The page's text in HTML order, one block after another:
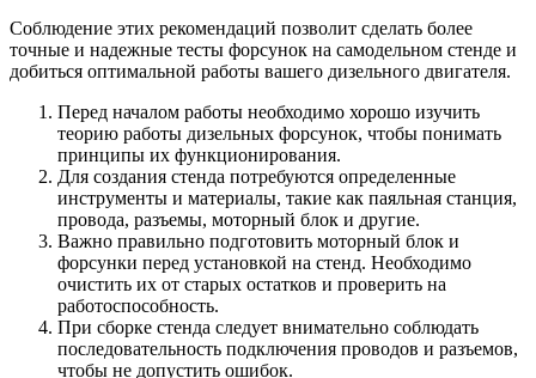
Соблюдение этих рекомендаций позволит сделать более
точные и надежные тесты форсунок на самодельном стенде и
добиться оптимальной работы вашего дизельного двигателя.
Перед началом работы необходимо хорошо изучить
теорию работы дизельных форсунок, чтобы понимать
принципы их функционирования.
Для создания стенда потребуются определенные
инструменты и материалы, такие как паяльная станция,
провода, разъемы, моторный блок и другие.
Важно правильно подготовить моторный блок и
форсунки перед установкой на стенд. Необходимо
очистить их от старых остатков и проверить на
работоспособность.
При сборке стенда следует внимательно соблюдать
последовательность подключения проводов и разъемов,
чтобы не допустить ошибок.